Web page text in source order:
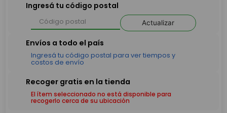
Ingresá tu código postal
Actualizar
El ítem seleccionado no está disponible para
recogerlo cerca de su ubicación